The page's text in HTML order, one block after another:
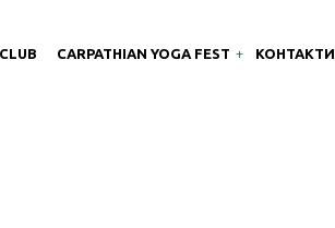
CARPATHIAN YOGA FEST КОНТАКТИ